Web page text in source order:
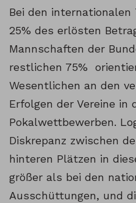
Bei den internationalen
25% des erlösten
Mannschaften der
restlichen 75%
Wesentlichen an den
Erfolgen der Vereine in
Pokalwettbewerben.
Diskrepanz zwischen
hinteren Plätzen in
größer als bei den
Ausschüttungen, und